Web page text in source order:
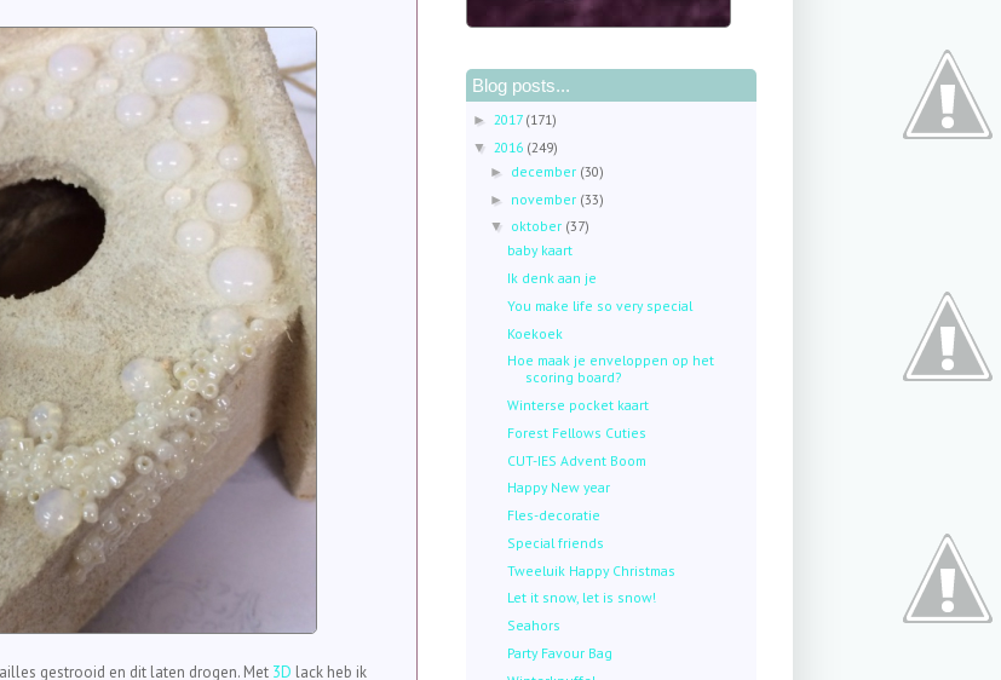
gestrooid en dit laten drogen. Met 3D lack heb ik
Blog posts...
► 2017 (171)
▼ 2016 (249)
► december (30)
► november (33)
▼ oktober (37)
baby kaart
Ik denk aan je
You make life so very special
Koekoek
Hoe maak je enveloppen op het
scoring board?
Winterse pocket kaart
Forest Fellows Cuties
CUT-IES Advent Boom
Happy New year
Fles-decoratie
Special friends
Tweeluik Happy Christmas
Let it snow, let is snow!
Seahors
Party Favour Bag